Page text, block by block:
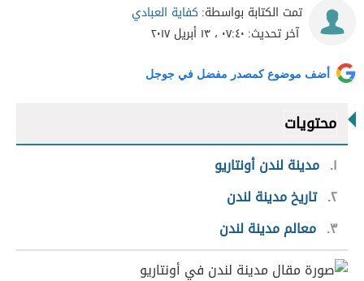
تمت الكتابة بواسطة: كفاية العبادي
آخر تحديث: ٠٧:٤٠ ، ١٣ أبريل ٢٠١٧
أضف موضوع كمصدر مفضل في جوجل
محتويات
١ مدينة لندن أونتاريو
٢ تاريخ مدينة لندن
٣ معالم مدينة لندن